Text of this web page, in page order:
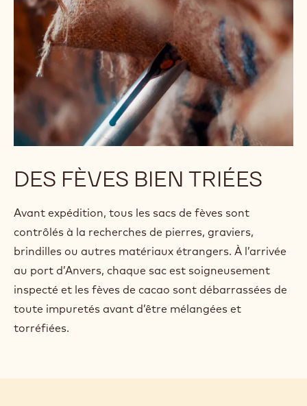
DES FÈVES BIEN TRIÉES
Avant expédition, tous les sacs de fèves sont
contrôlés à la recherches de pierres, graviers,
brindilles ou autres matériaux étrangers. À l’arrivée
au port d’Anvers, chaque sac est soigneusement
inspecté et les fèves de cacao sont débarrassées de
toute impuretés avant d’être mélangées et
torréfiées.